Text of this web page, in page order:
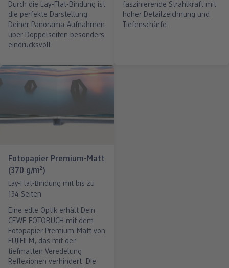
Durch die Lay-Flat-Bindung ist
die perfekte Darstellung
Deiner Panorama-Aufnahmen
über Doppelseiten besonders
eindrucksvoll.
faszinierende Strahlkraft mit
hoher Detailzeichnung und
Tiefenschärfe.
Fotopapier Premium-Matt
(370 g/m²)
Lay-Flat-Bindung mit bis zu
134 Seiten
Eine edle Optik erhält Dein
CEWE FOTOBUCH mit dem
Fotopapier Premium-Matt von
FUJIFILM, das mit der
tiefmatten Veredelung
Reflexionen verhindert. Die